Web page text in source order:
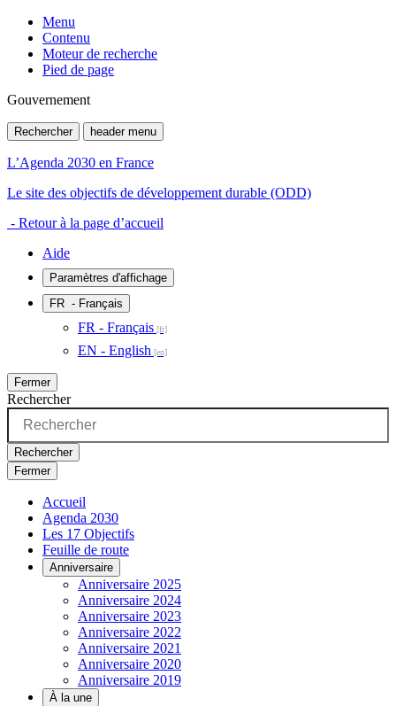
Menu
Contenu
Moteur de recherche
Pied de page
Gouvernement
Rechercher header menu
L’Agenda 2030 en France
Le site des objectifs de développement durable (ODD)
- Retour à la page d’accueil
Aide
Paramètres d'affichage
FR - Français
FR - Français
EN - English
Fermer
Rechercher
Rechercher
Fermer
Accueil
Agenda 2030
Les 17 Objectifs
Feuille de route
Anniversaire
Anniversaire 2025
Anniversaire 2024
Anniversaire 2023
Anniversaire 2022
Anniversaire 2021
Anniversaire 2020
Anniversaire 2019
À la une